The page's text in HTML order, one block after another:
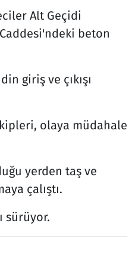
Alt Geçidi
Caddesi'ndeki beton
giriş ve çıkışı
olaya müdahale
yerden taş ve
çalıştı.
sürüyor.